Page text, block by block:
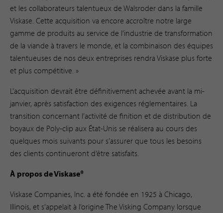
et les collaborateurs talentueux de Walsroder dans la famille
Viskase. Cette acquisition va encore accroître notre large
gamme de produits au service de l’industrie de transformation
de la viande à travers le monde, et la combinaison des équipes
talentueuses de nos deux entreprises rendra Viskase plus forte
et plus compétitive. »
L’acquisition devrait être définitivement achevée avant la mi-
janvier, après satisfaction des exigences réglementaires. La
transition concernant l’activité de finition et de distribution de
boyaux de Poly-clip aux État-Unis se réalisera au cours des
quelques mois suivants pour s’assurer que tous les besoins
des clients continueront d’être satisfaits.
À propos de Viskase®
Viskase Companies, Inc. a été fondée en 1925 à Chicago,
Illinois, et s’appelait à l’origine The Visking Company lorsque